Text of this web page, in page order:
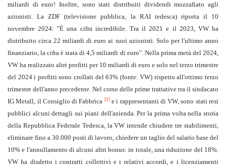
miliardi di euro! Inoltre, sono stati distribuiti dividendi mozzafiato agli
azionisti. La ZDF (televisione pubblica, la RAI tedesca) riporta il 10
novembre 2024: "È una cifra incredibile. Tra il 2021 e il 2023, VW ha
distribuito circa 22 miliardi di euro ai suoi azionisti. Solo per l'ultimo anno
finanziario, la cifra è stata di 4,5 miliardi di euro". Nella prima metà del 2024,
VW ha realizzato altri profitti per 10 miliardi di euro e solo nel terzo trimestre
del 2024 i profitti sono crollati del 63% (fonte: VW) rispetto all'ottimo terzo
trimestre dell'anno precedente. Nel corso delle prime trattative tra il sindacato
IG Metall, il Consiglio di Fabbrica [1]e i rappresentanti di VW, sono stati resi
pubblici alcuni dettagli sui piani dell'azienda. Per la prima volta nella storia
della Repubblica Federale Tedesca, la VW intende chiudere tre stabilimenti,
eliminare fino a 30.000 posti di lavoro, chiedere un taglio del salario base del
10% e l'annullamento di alcuni altri bonus: in totale, una riduzione del 18%.
VW ha disdetto i contratti collettivi e i relativi accordi, e i licenziamenti